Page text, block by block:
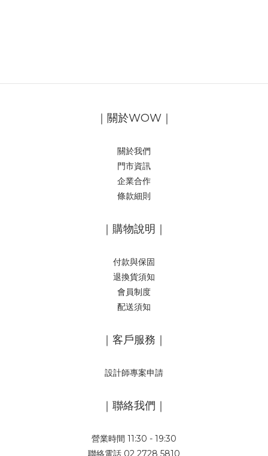
｜關於WOW｜
關於我們
門市資訊
企業合作
條款細則
｜購物說明｜
付款與保固
退換貨須知
會員制度
配送須知
｜客戶服務｜
設計師專案申請
｜聯絡我們｜
營業時間 11:30 - 19:30
聯絡電話 02 2728 5810